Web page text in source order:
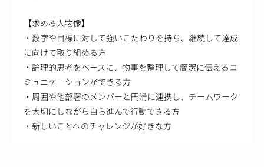
【求める人物像】
・数字や目標に対して強いこだわりを持ち、継続して達成
に向けて取り組める方
・論理的思考をベースに、物事を整理して簡潔に伝えるコ
ミュニケーションができる方
・周囲や他部署のメンバーと円滑に連携し、チームワーク
を大切にしながら自ら進んで行動できる方
・新しいことへのチャレンジが好きな方